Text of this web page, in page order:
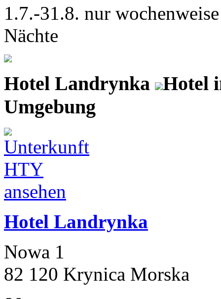
1.7.-31.8. nur
Nächte
Hotel Landrynka Hotel
Umgebung
Hotel Landrynka
Nowa 1
82 120 Krynica Morska